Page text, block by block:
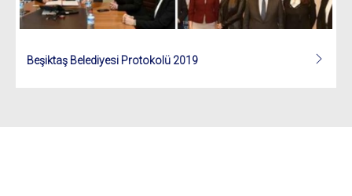
Beşiktaş Belediyesi Protokolü 2019